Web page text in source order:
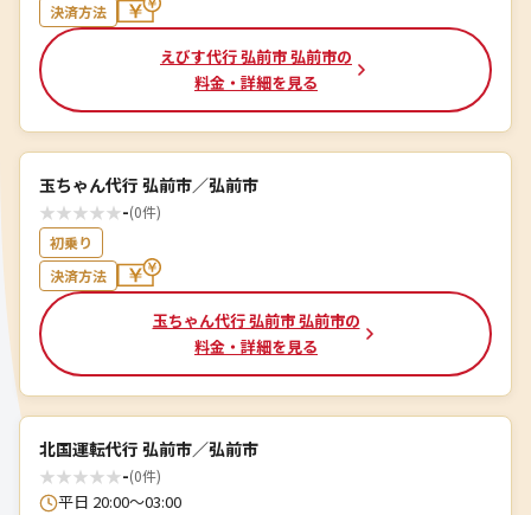
決済方法
えびす代行 弘前市 弘前市の
料金・詳細を見る
玉ちゃん代行 弘前市／弘前市
★★★★★-(0件)
初乗り
決済方法
玉ちゃん代行 弘前市 弘前市の
料金・詳細を見る
北国運転代行 弘前市／弘前市
★★★★★-(0件)
平日 20:00～03:00